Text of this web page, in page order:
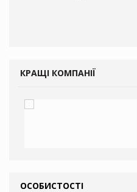
КРАЩІ КОМПАНІЇ
ОСОБИСТОСТІ